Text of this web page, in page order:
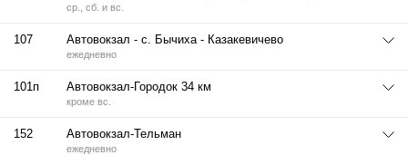
ср., сб. и вс.
107 Автовокзал - с. Бычиха - Казакевичево
ежедневно
101п Автовокзал-Городок 34 км
кроме вс.
152 Автовокзал-Тельман
ежедневно